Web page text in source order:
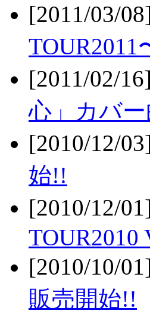
[2011/03/
[2011/02/
心」カバ
[2010/12/
始!!
[2010/12/
TOUR2010
[2010/10/
販売開始!!